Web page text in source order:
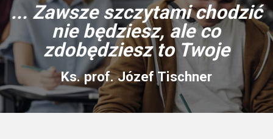
... Zawsze szczytami chodzić
nie będziesz, ale co
zdobędziesz to Twoje
Ks. prof. Józef Tischner